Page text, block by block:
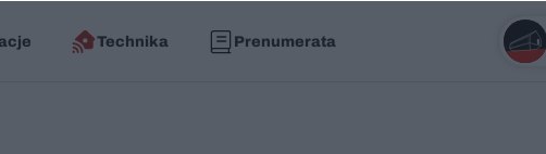
Technika Prenumerata